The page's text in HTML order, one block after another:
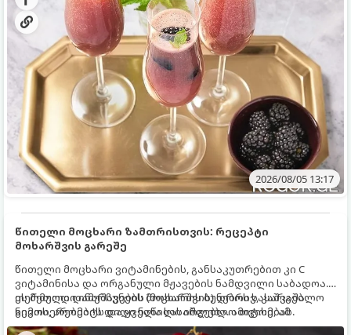
2026/08/05 13:17
წითელი მოცხარი ზამთრისთვის: რეცეპტი
მოხარშვის გარეშე
წითელი მოცხარი ვიტამინების, განსაკუთრებით კი C
ვიტამინისა და ორგანული მჟავების ნამდვილი საბადოა.
თერმული დამუშავების (მოხარშვის) დროს სასარგებლო
ნივთიერებების დიდი ნაწილი იშლება. ამიტომ, ამ
კენკრის ზამთრისთვის შესანახად საუკეთესო გზა
ეს მეთოდი ინარჩუნებს მოცხარის ბუნებრივ, კაშკაშა
გემოს, არომატს და ყველა სასარგებლო თვისებას.